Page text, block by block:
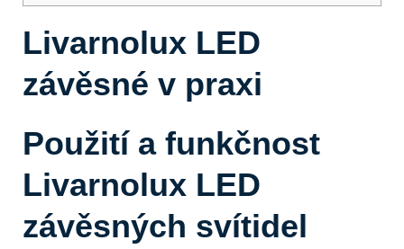
Livarnolux LED
závěsné v praxi
Použití a funkčnost⁢
Livarnolux ​LED
závěsných‌ svítidel